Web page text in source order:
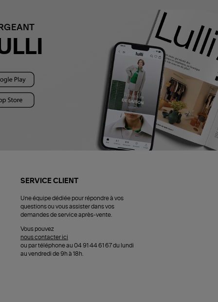
SERVICE CLIENT
Une équipe dédiée pour répondre à vos
questions ou vous assister dans vos
demandes de service après-vente.
Vous pouvez
nous contacter ici
ou par téléphone au 04 91 44 61 67 du lundi
au vendredi de 9h à 18h.